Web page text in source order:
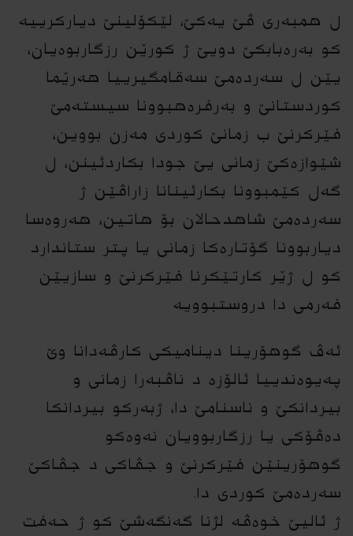
ل همبەرى ڤێ یەکێ، لێکۆلینێ دیارکرییە
کو بەرەبابکێ دویێ ژ کورێن رزگاربوەیان،
یێن ل سەردەمێ سەقامگیرییا هەرێما
کوردستانێ و بەرفرەهبوونا سیستەمێ
فێرکرنێ ب زمانێ کوردى مەزن بووین،
شێوازەکێ زمانى یێ جودا بکاردئینن، ل
گەل کێمبوونا بکارئینانا زاراڤێن ژ
سەردەمێ شاهدحالان بۆ هاتین، هەروەسا
دیاربوونا گۆتارەکا زمانى یا پتر ستاندارد
کو ل ژێر کارتێکرنا فێرکرنێ و سازیێن
فەرمى دا دروستبوویە
ئەڤ گوهۆرینا دینامیکى کارڤەدانا وێ
پەیوەندییا ئالۆزە د ناڤبەرا زمانى و
بیردانکێ و ناسنامێ دا، ژبەرکو بیردانکا
دەڤۆکى یا رزگاربوویان نەوەکو
گوهۆرینێن فێرکرنێ و جڤاکى د جڤاکێ
سەردەمێ کوردى دا.
ژ ئالیێ خوەڤە لژنا گەنگەشێ کو ژ حەفت